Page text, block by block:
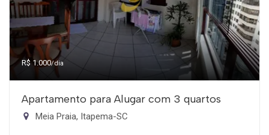
R$ 1.000/dia
Apartamento para Alugar com 3 quartos
Meia Praia, Itapema-SC